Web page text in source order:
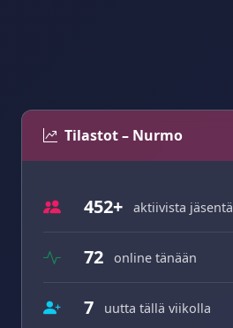
Tilastot – Nurmo
452+ aktiivista jäsentä
72 online tänään
7 uutta tällä viikolla